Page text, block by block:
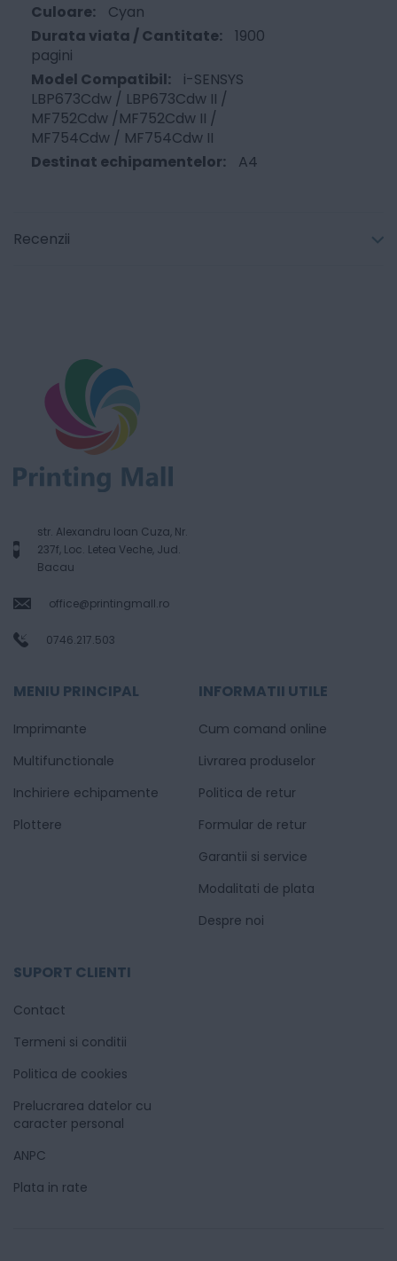
Cyan
1900
pagini
i-SENSYS
LBP673Cdw / LBP673Cdw II /
MF752Cdw /MF752Cdw II /
MF754Cdw / MF754Cdw II
A4
Recenzii
str. Alexandru Ioan Cuza, Nr.
237f, Loc. Letea Veche, Jud.
Bacau
office@printingmall.ro
0746.217.503
MENIU PRINCIPAL
Imprimante
Multifunctionale
Inchiriere echipamente
Plottere
INFORMATII UTILE
Cum comand online
Livrarea produselor
Politica de retur
Formular de retur
Garantii si service
Modalitati de plata
Despre noi
SUPORT CLIENTI
Contact
Termeni si conditii
Politica de cookies
Prelucrarea datelor cu
caracter personal
ANPC
Plata in rate